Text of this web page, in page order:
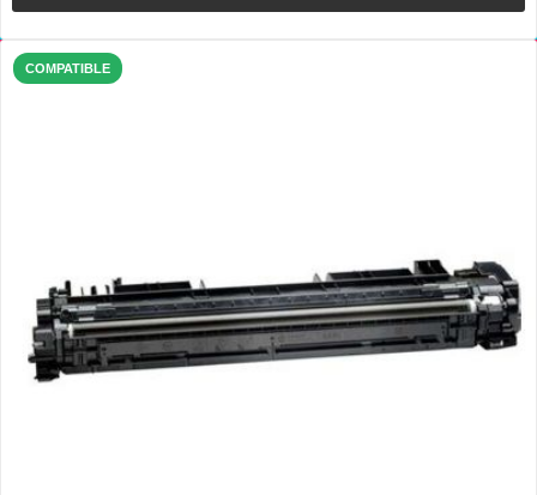
COMPATIBLE